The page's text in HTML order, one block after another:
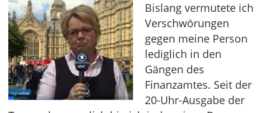
Bislang vermutete ich
Verschwörungen
gegen meine Person
lediglich in den
Gängen des
Finanzamtes. Seit der
20-Uhr-Ausgabe der